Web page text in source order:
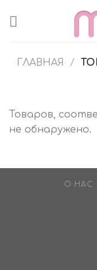
ГЛАВНАЯ /
Товаров,
не обнаружено.
О НАС